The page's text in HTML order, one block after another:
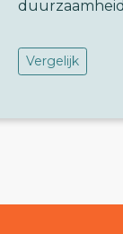
Vergelijk